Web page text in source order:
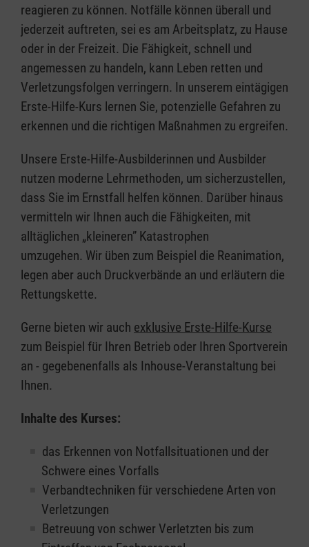
reagieren zu können. Notfälle können überall und
jederzeit auftreten, sei es am Arbeitsplatz, zu Hause
oder in der Freizeit. Die Fähigkeit, schnell und
angemessen zu handeln, kann Leben retten und
Verletzungsfolgen verringern. In unserem eintägigen
Erste-Hilfe-Kurs lernen Sie, potenzielle Gefahren zu
erkennen und die richtigen Maßnahmen zu ergreifen.
Unsere Erste-Hilfe-Ausbilderinnen und Ausbilder
nutzen moderne Lehrmethoden, um sicherzustellen,
dass Sie im Ernstfall helfen können. Darüber hinaus
vermitteln wir Ihnen auch die Fähigkeiten, mit
alltäglichen „kleineren” Katastrophen
umzugehen. Wir üben zum Beispiel die Reanimation,
legen aber auch Druckverbände an und erläutern die
Rettungskette.
Gerne bieten wir auch exklusive Erste-Hilfe-Kurse
zum Beispiel für Ihren Betrieb oder Ihren Sportverein
an - gegebenenfalls als Inhouse-Veranstaltung bei
Ihnen.
Inhalte des Kurses:
das Erkennen von Notfallsituationen und der
Schwere eines Vorfalls
Verbandtechniken für verschiedene Arten von
Verletzungen
Betreuung von schwer Verletzten bis zum